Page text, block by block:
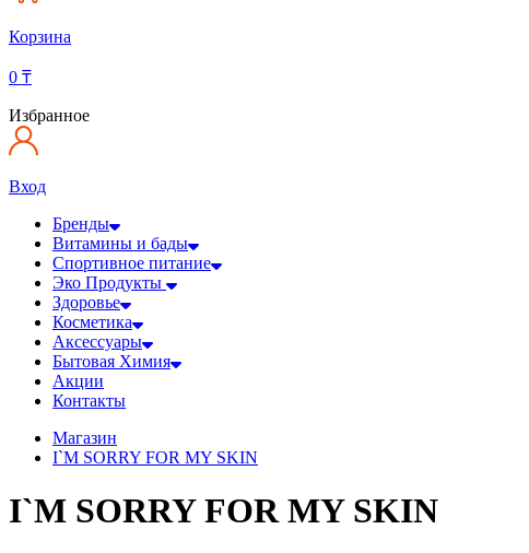
Корзина
0 ₸
Избранное
Вход
Бренды
Витамины и бады
Спортивное питание
Эко Продукты
Здоровье
Косметика
Аксессуары
Бытовая Химия
Акции
Контакты
Магазин
I`M SORRY FOR MY SKIN
I`M SORRY FOR MY SKIN